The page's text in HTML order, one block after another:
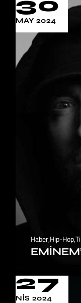
MAY 2024
Haber,Hip-Hop,
27
NIS 2024